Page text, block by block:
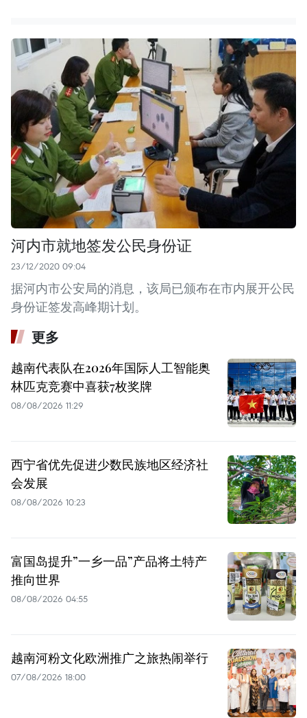
河内市就地签发公民身份证
23/12/2020 09:04
据河内市公安局的消息，该局已颁布在市内展开公民
身份证签发高峰期计划。
更多
越南代表队在2026年国际人工智能奥
林匹克竞赛中喜获7枚奖牌
08/08/2026 11:29
西宁省优先促进少数民族地区经济社
会发展
08/08/2026 10:23
富国岛提升”一乡一品”产品将土特产
推向世界
08/08/2026 04:55
越南河粉文化欧洲推广之旅热闹举行
07/08/2026 18:00